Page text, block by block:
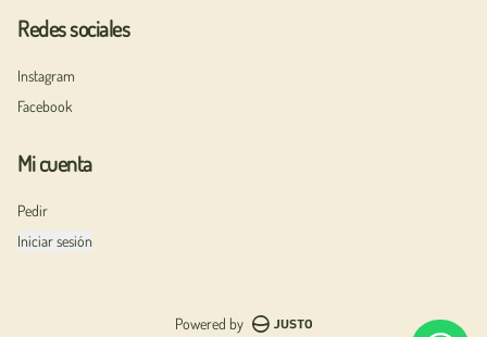
Redes sociales
Instagram
Facebook
Mi cuenta
Pedir
Iniciar sesión
Powered by